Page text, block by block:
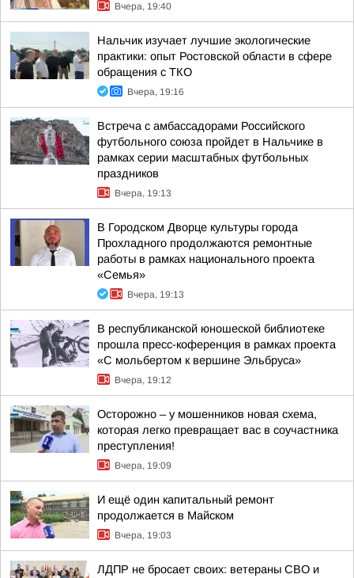
Вчера, 19:40
Нальчик изучает лучшие экологические
практики: опыт Ростовской области в сфере
обращения с ТКО
Вчера, 19:16
Встреча с амбассадорами Российского
футбольного союза пройдет в Нальчике в
рамках серии масштабных футбольных
праздников
Вчера, 19:13
В Городском Дворце культуры города
Прохладного продолжаются ремонтные
работы в рамках национального проекта
«Семья»
Вчера, 19:13
В республиканской юношеской библиотеке
прошла пресс-коференция в рамках проекта
«С мольбертом к вершине Эльбруса»
Вчера, 19:12
Осторожно – у мошенников новая схема,
которая легко превращает вас в соучастника
преступления!
Вчера, 19:09
И ещё один капитальный ремонт
продолжается в Майском
Вчера, 19:03
ЛДПР не бросает своих: ветераны СВО и